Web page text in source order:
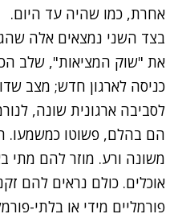
אחרת, כמו שהיה עד היום.
בצד השני נמצאים אלה
את "שוק המציאות", שלב
כניסה לארגון חדש; מצב
לסביבה ארגונית שונה,
הם בהלם, פשוטו כמשמעו.
משונה ורע. מוזר להם מתי
אוכלים. כולם נראים להם
פורמליים מידי או בלתי-